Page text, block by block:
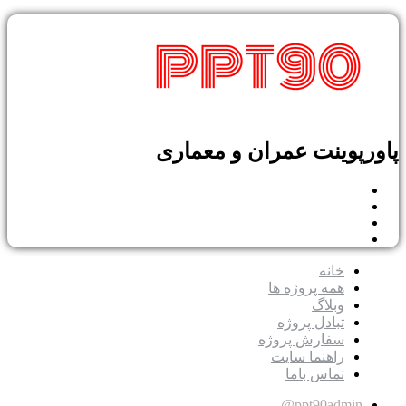
عمران و معماری
خانه
همه پروژه ها
وبلاگ
تبادل پروژه
سفارش پروژه
راهنما سایت
تماس باما